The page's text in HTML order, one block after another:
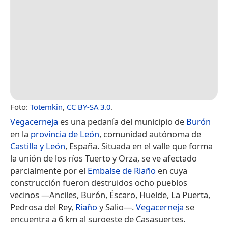
Foto: Totemkin, CC BY-SA 3.0.
Vegacerneja es una pedanía del municipio de Burón
en la provincia de León, comunidad autónoma de
Castilla y León, España. Situada en el valle que forma
la unión de los ríos Tuerto y Orza, se ve afectado
parcialmente por el Embalse de Riaño en cuya
construcción fueron destruidos ocho pueblos
vecinos —Anciles, Burón, Éscaro, Huelde, La Puerta,
Pedrosa del Rey, Riaño y Salio—.Vegacerneja se
encuentra a 6 km al suroeste de Casasuertes.